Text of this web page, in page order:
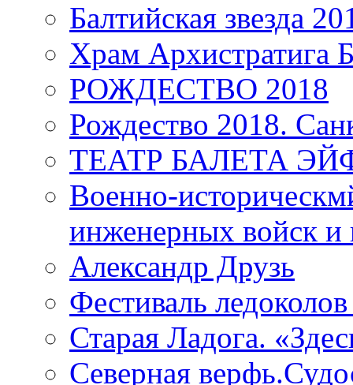
Балтийская звезда
Храм
РОЖДЕСТВО 2018
Рождество 2018.
ТЕАТР БАЛЕТА
Военно-
инженерных войск и
Александр Друзь
Фестиваль
Старая Ладога.
Северная